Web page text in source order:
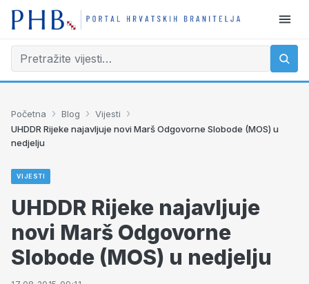
Početna › Blog › Vijesti ›
UHDDR Rijeke najavljuje novi Marš Odgovorne Slobode (MOS) u
nedjelju
VIJESTI
UHDDR Rijeke najavljuje
novi Marš Odgovorne
Slobode (MOS) u nedjelju